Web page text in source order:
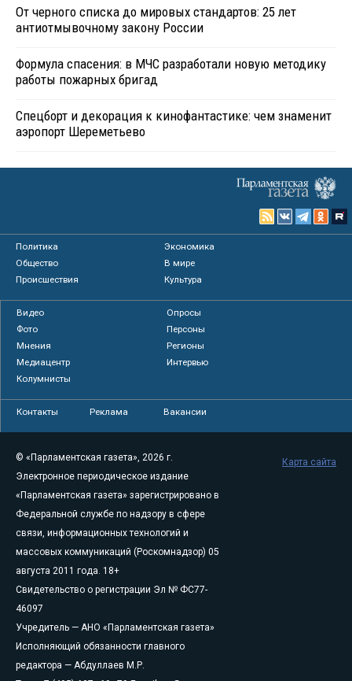
От черного списка до мировых стандартов: 25 лет
антиотмывочному закону России
Формула спасения: в МЧС разработали новую методику
работы пожарных бригад
Спецборт и декорация к кинофантастике: чем знаменит
аэропорт Шереметьево
Политика
Экономика
Общество
В мире
Происшествия
Культура
Видео
Опросы
Фото
Персоны
Мнения
Регионы
Медиацентр
Интервью
Колумнисты
Контакты Реклама Вакансии
© «Парламентская газета», 2026 г.
Электронное периодическое издание
«Парламентская газета» зарегистрировано в
Федеральной службе по надзору в сфере
связи, информационных технологий и
массовых коммуникаций (Роскомнадзор) 05
августа 2011 года. 18+
Свидетельство о регистрации Эл № ФС77-
46097
Учредитель — АНО «Парламентская газета»
Исполняющий обязанности главного
редактора — Абдуллаев М.Р.
Карта сайта